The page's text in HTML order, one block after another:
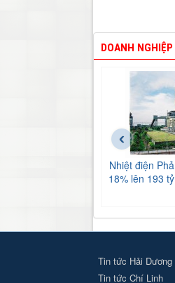
DOANH
Nhiệt điện
18% lên 193
‹
Tin tức Hải Dương
Tin tức Chí Linh